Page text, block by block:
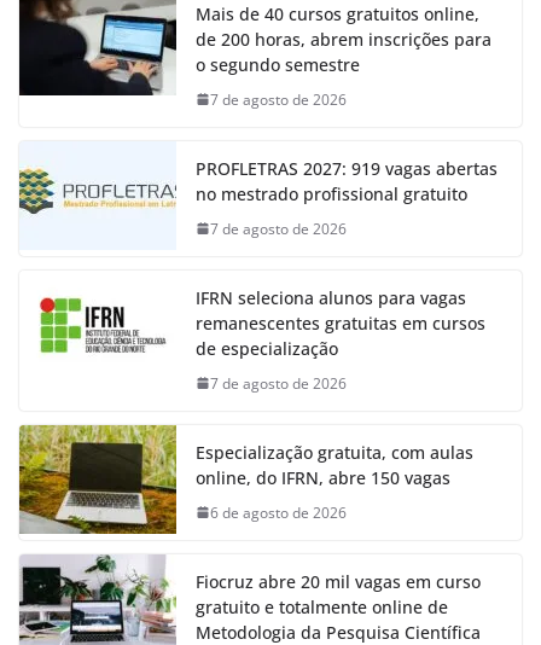
Mais de 40 cursos gratuitos online,
de 200 horas, abrem inscrições para
o segundo semestre
7 de agosto de 2026
PROFLETRAS 2027: 919 vagas abertas
no mestrado profissional gratuito
7 de agosto de 2026
IFRN seleciona alunos para vagas
remanescentes gratuitas em cursos
de especialização
7 de agosto de 2026
Especialização gratuita, com aulas
online, do IFRN, abre 150 vagas
6 de agosto de 2026
Fiocruz abre 20 mil vagas em curso
gratuito e totalmente online de
Metodologia da Pesquisa Científica